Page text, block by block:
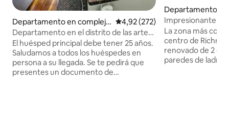
Departamento en complejo
residencial en Richmond
Calificación promedio: 4,92 de
4,92 (272)
Departamento en el distrito de las artes,
restaurantes por doquier, MCV VCU
El huésped principal debe tener 25 años.
Saludamos a todos los huéspedes en
persona a su llegada. Se te pedirá que
presentes un documento de
Departamento
residencial en The
Impresionante
dormitorios en el
Richmond
La zona más
centro de
renovado de 2
paredes de